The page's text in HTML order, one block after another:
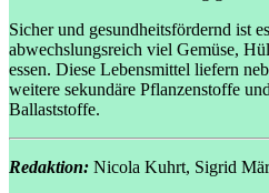
Sicher und gesundheitsfördernd ist
abwechslungsreich viel Gemüse,
essen. Diese Lebensmittel liefern
weitere sekundäre Pflanzenstoffe
Ballaststoffe.
Redaktion: Nicola Kuhrt, Sigrid